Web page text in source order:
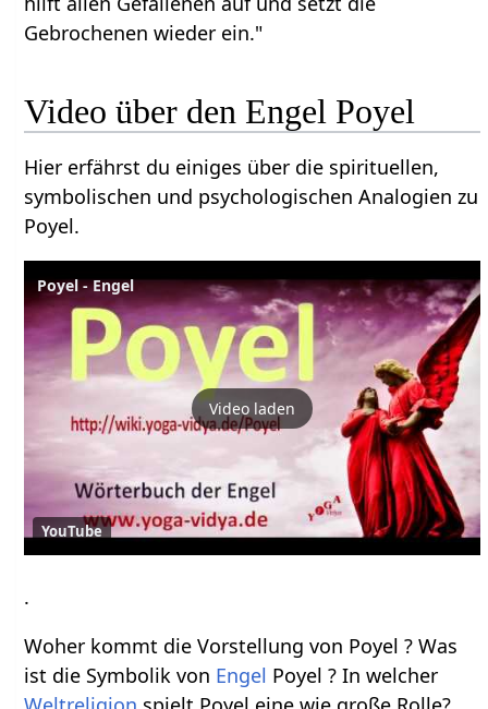
Gebrochenen wieder ein."
Video über den Engel Poyel
Hier erfährst du einiges über die spirituellen,
symbolischen und psychologischen Analogien zu
Poyel.
Poyel - Engel
Video laden
YouTube
.
Woher kommt die Vorstellung von Poyel ? Was
ist die Symbolik von Engel Poyel ? In welcher